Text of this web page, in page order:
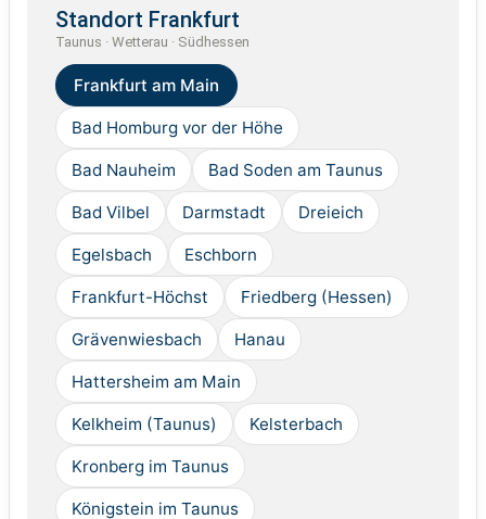
Standort Frankfurt
Taunus · Wetterau · Südhessen
Frankfurt am Main
Bad Homburg vor der Höhe
Bad Nauheim Bad Soden am Taunus
Bad Vilbel Darmstadt Dreieich
Egelsbach Eschborn
Frankfurt-Höchst Friedberg (Hessen)
Grävenwiesbach Hanau
Hattersheim am Main
Kelkheim (Taunus) Kelsterbach
Kronberg im Taunus
Königstein im Taunus